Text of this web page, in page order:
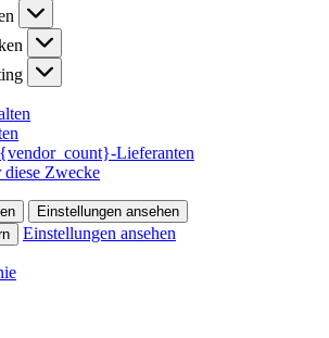
Lieferanten
diese Zwecke
Einstellungen ansehen
Einstellungen ansehen